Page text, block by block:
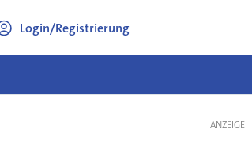
Login/Registrierung
ANZEIGE